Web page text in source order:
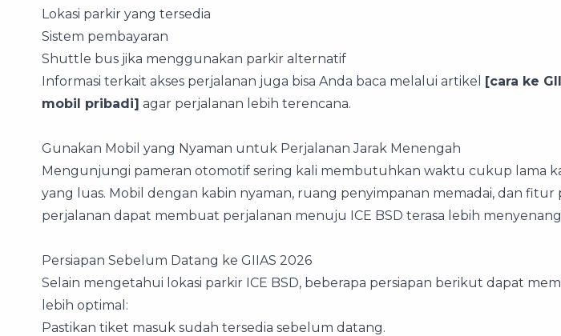
Lokasi parkir yang tersedia
Sistem pembayaran
Shuttle bus jika menggunakan parkir alternatif
Informasi terkait akses perjalanan juga bisa Anda baca melalui artikel [cara ke
mobil pribadi] agar perjalanan lebih terencana.
Gunakan Mobil yang Nyaman untuk Perjalanan Jarak Menengah
Mengunjungi pameran otomotif sering kali membutuhkan waktu cukup lama
yang luas. Mobil dengan kabin nyaman, ruang penyimpanan memadai, dan
perjalanan dapat membuat perjalanan menuju ICE BSD terasa lebih
Persiapan Sebelum Datang ke GIIAS 2026
Selain mengetahui lokasi parkir ICE BSD, beberapa persiapan berikut dapat
lebih optimal:
Pastikan tiket masuk sudah tersedia sebelum datang.